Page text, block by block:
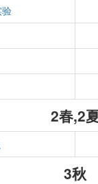
2春,2
3秋